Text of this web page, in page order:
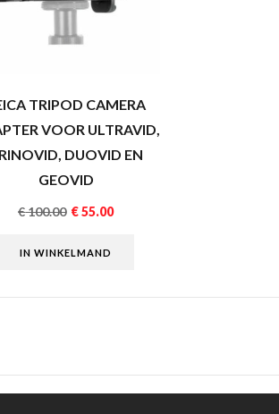
TRIPOD CAMERA
VOOR ULTRAVID,
DUOVID EN
GEOVID
€100.00 €55.00
IN WINKELMAND